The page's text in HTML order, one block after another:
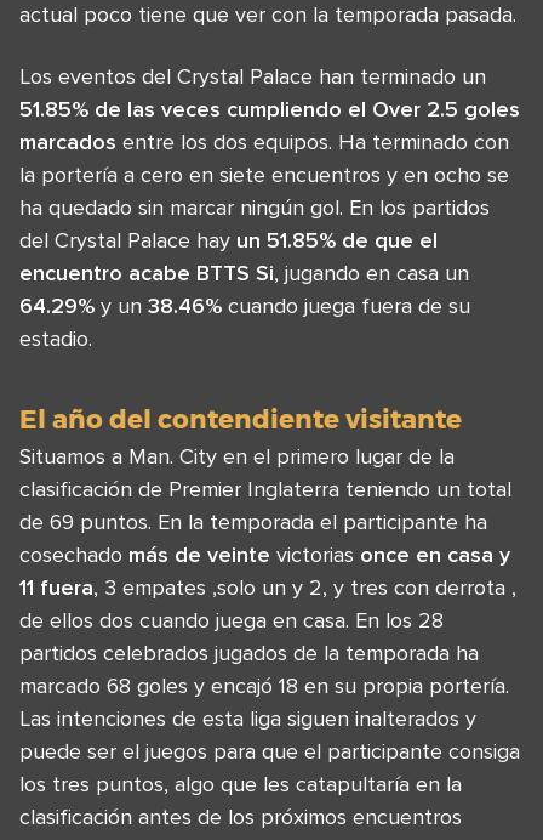
actual poco tiene que ver con la temporada pasada.
Los eventos del Crystal Palace han terminado un
51.85% de las veces cumpliendo el Over 2.5 goles
marcados entre los dos equipos. Ha terminado con
la portería a cero en siete encuentros y en ocho se
ha quedado sin marcar ningún gol. En los partidos
del Crystal Palace hay un 51.85% de que el
encuentro acabe BTTS Si, jugando en casa un
64.29% y un 38.46% cuando juega fuera de su
estadio.
El año del contendiente visitante
Situamos a Man. City en el primero lugar de la
clasificación de Premier Inglaterra teniendo un total
de 69 puntos. En la temporada el participante ha
cosechado más de veinte victorias once en casa y
11 fuera, 3 empates ,solo un y 2, y tres con derrota ,
de ellos dos cuando juega en casa. En los 28
partidos celebrados jugados de la temporada ha
marcado 68 goles y encajó 18 en su propia portería.
Las intenciones de esta liga siguen inalterados y
puede ser el juegos para que el participante consiga
los tres puntos, algo que les catapultaría en la
clasificación antes de los próximos encuentros